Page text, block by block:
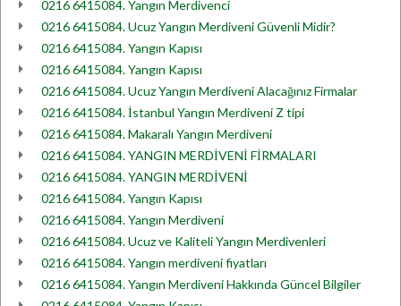
0216 6415084. Yangın Merdivenci
0216 6415084. Ucuz Yangın Merdiveni Güvenli Midir?
0216 6415084. Yangın Kapısı
0216 6415084. Yangın Kapısı
0216 6415084. Ucuz Yangın Merdiveni Alacağınız Firmalar
0216 6415084. İstanbul Yangın Merdiveni Z tipi
0216 6415084. Makaralı Yangın Merdiveni
0216 6415084. YANGIN MERDİVENİ FİRMALARI
0216 6415084. YANGIN MERDİVENİ
0216 6415084. Yangın Kapısı
0216 6415084. Yangın Merdiveni
0216 6415084. Ucuz ve Kaliteli Yangın Merdivenleri
0216 6415084. Yangın merdiveni fiyatları
0216 6415084. Yangın Merdiveni Hakkında Güncel Bilgiler